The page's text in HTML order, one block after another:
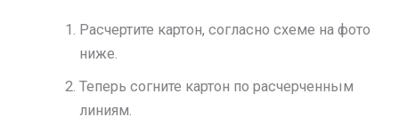
Расчертите картон, согласно схеме на фото
ниже.
Теперь согните картон по расчерченным
линиям.